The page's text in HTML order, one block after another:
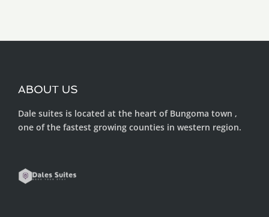
ABOUT US
Dale suites is located at the heart of Bungoma town ,
one of the fastest growing counties in western region.